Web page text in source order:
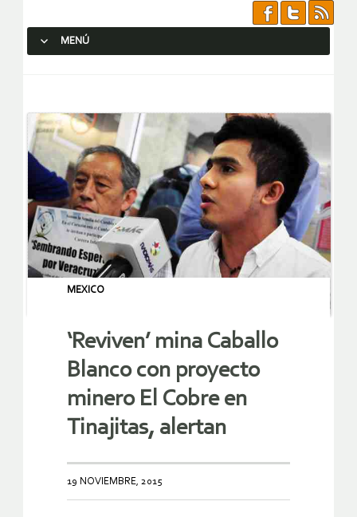
MENÚ
MEXICO
‘Reviven’ mina Caballo
Blanco con proyecto
minero El Cobre en
Tinajitas, alertan
19 NOVIEMBRE, 2015